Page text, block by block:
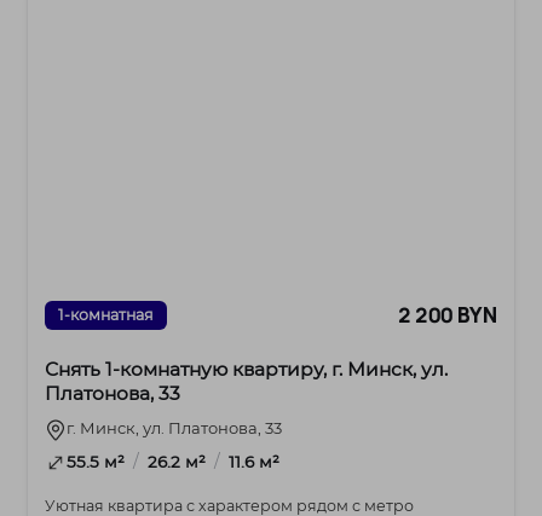
1-комнатная 2 200 BYN
Снять 1-комнатную квартиру, г. Минск, ул.
Платонова, 33
г. Минск, ул. Платонова, 33
55.5 м² / 26.2 м² / 11.6 м²
Уютная квартира с характером рядом с метро